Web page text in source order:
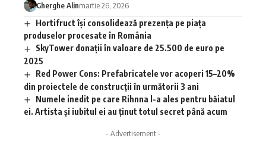
Gherghe Alinmartie 26, 2026
Hortifruct își consolidează prezența pe piața
produselor procesate în România
SkyTower donații în valoare de 25.500 de euro pe
2025
Red Power Cons: Prefabricatele vor acoperi 15–20%
din proiectele de construcții în următorii 3 ani
Numele inedit pe care Rihnna l-a ales pentru băiatul
ei. Artista și iubitul ei au ținut totul secret până acum
- Advertisement -